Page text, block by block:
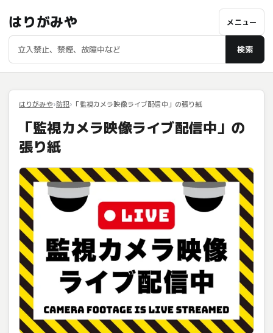
はりがみや
検索
メニュー
はりがみや 防犯 「監視カメラ映像ライブ配信中」の張り紙
「監視カメラ映像ライブ配信中」の
張り紙